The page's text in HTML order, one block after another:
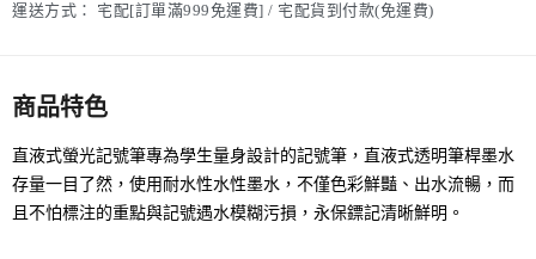
運送方式：
宅配[訂單滿999免運費] / 宅配貨到付款(免運費)
商品特色
直液式螢光記號筆專為學生量身設計的記號筆，直液式透明筆桿墨水
存量一目了然，使用耐水性水性墨水，不僅色彩鮮豔、出水流暢，而
且不怕標注的重點與記號遇水模糊污損，永保鏢記清晰鮮明。